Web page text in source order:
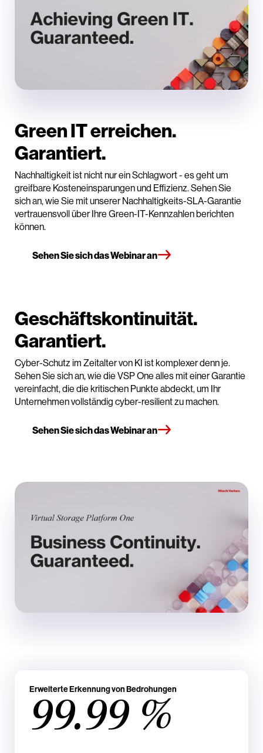
Green IT erreichen.
Garantiert.
Nachhaltigkeit ist nicht nur ein Schlagwort - es geht um
greifbare Kosteneinsparungen und Effizienz. Sehen Sie
sich an, wie Sie mit unserer Nachhaltigkeits-SLA-Garantie
vertrauensvoll über Ihre Green-IT-Kennzahlen berichten
können.
Sehen Sie sich das Webinar an
Geschäftskontinuität.
Garantiert.
Cyber-Schutz im Zeitalter von KI ist komplexer denn je.
Sehen Sie sich an, wie die VSP One alles mit einer Garantie
vereinfacht, die die kritischen Punkte abdeckt, um Ihr
Unternehmen vollständig cyber-resilient zu machen.
Sehen Sie sich das Webinar an
Erweiterte Erkennung von Bedrohungen
99.99 %